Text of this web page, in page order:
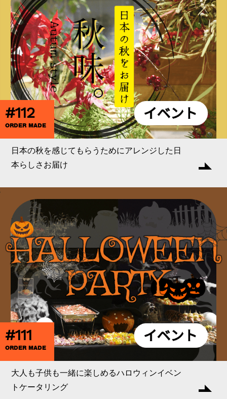
#112
ORDER MADE
日本の秋を感じてもらうためにアレンジした日
本らしさお届け
#111
ORDER MADE
大人も子供も一緒に楽しめるハロウィンイベン
トケータリング